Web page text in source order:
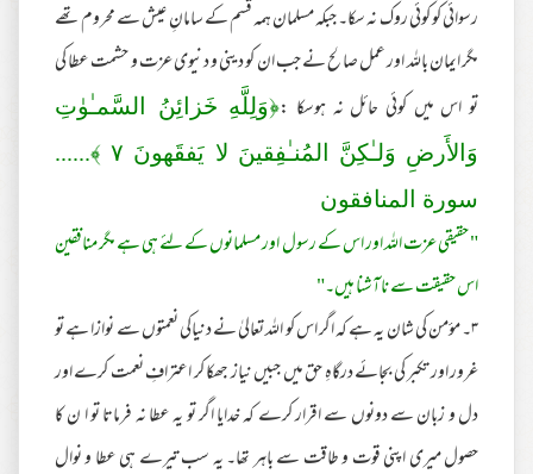
رسوائی کو کوئی روک نہ سکا۔ جبکہ مسلمان ہمہ قسم کے سامانِ عیش سے محروم تھے
مگر ایمان باللہ اور عمل صالح نے جب ان کو دینی و دنیوی عزت و حشمت عطا کی
تو اس میں کوئی حائل نہ ہوسکا :﴿وَلِلَّهِ خَزائِنُ السَّمـٰو‌ٰتِ
وَالأَر‌ضِ وَلـٰكِنَّ المُنـٰفِقينَ لا يَفقَهونَ ٧﴾......
سورة المنافقون
" حقیقی عزت اللہ اور اس کے رسول اور مسلمانوں کے لئے ہی ہے مگر منافقین
اس حقیقت سے ناآشنا ہیں۔"
۳۔ موٴمن کی شان یہ ہے کہ اگر اس کو اللہ تعالیٰ نے دنیاکی نعمتوں سے نوازا ہے تو
غرور اور تکبر کی بجائے درگاہِ حق میں جبیں نیاز جھکا کر اعترافِ نعمت کرے اور
دل و زبان سے دونوں سے اقرار کرے کہ خدایا اگر تو یہ عطا نہ فرماتا تو ا ن کا
حصول میری اپنی قوت و طاقت سے باہر تھا۔ یہ سب تیرے ہی عطا و نوال